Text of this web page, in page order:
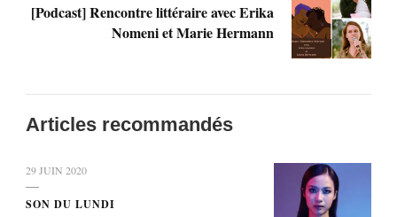
[Podcast] Rencontre littéraire avec Erika
Nomeni et Marie Hermann
Articles recommandés
29 JUIN 2020
SON DU LUNDI